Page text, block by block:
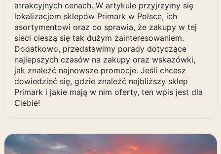
atrakcyjnych cenach. W artykule przyjrzymy się
lokalizacjom sklepów Primark w Polsce, ich
asortymentowi oraz co sprawia, że zakupy w tej
sieci cieszą się tak dużym zainteresowaniem.
Dodatkowo, przedstawimy porady dotyczące
najlepszych czasów na zakupy oraz wskazówki,
jak znaleźć najnowsze promocje. Jeśli chcesz
dowiedzieć się, gdzie znaleźć najbliższy sklep
Primark i jakie mają w nim oferty, ten wpis jest dla
Ciebie!